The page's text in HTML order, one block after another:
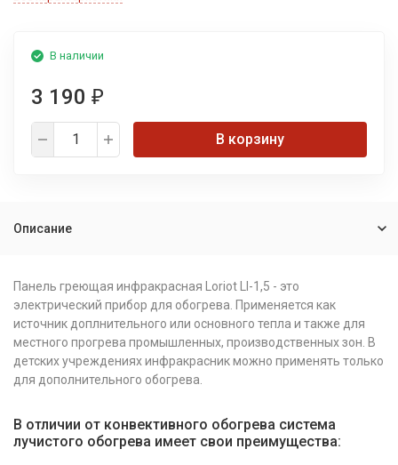
В наличии
3 190 ₽
В корзину
Описание
Панель греющая инфракрасная Loriot LI-1,5 - это
электрический прибор для обогрева. Применяется как
источник доплнительного или основного тепла и также для
местного прогрева промышленных, производственных зон. В
детских учреждениях инфракрасник можно применять только
для дополнительного обогрева.
В отличии от конвективного обогрева система
лучистого обогрева имеет свои преимущества: